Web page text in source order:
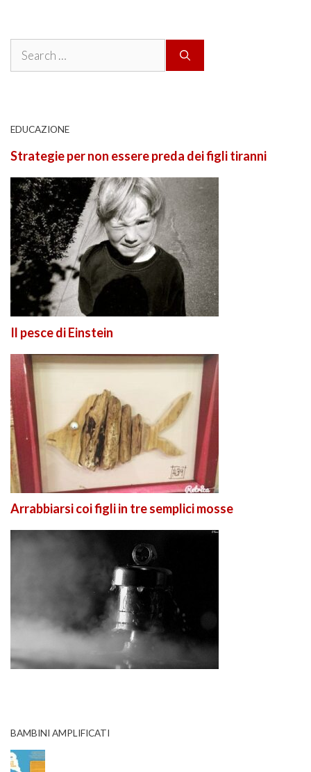
Search
EDUCAZIONE
Strategie per non essere preda dei figli tiranni
Il pesce di Einstein
Arrabbiarsi coi figli in tre semplici mosse
BAMBINI AMPLIFICATI